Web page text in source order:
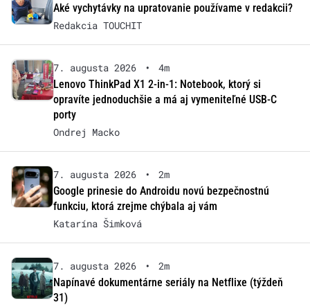
Aké vychytávky na upratovanie používame v redakcii?
Redakcia TOUCHIT
7. augusta 2026 •
4m
Lenovo ThinkPad X1 2-in-1: Notebook, ktorý si
opravíte jednoduchšie a má aj vymeniteľné USB-C
porty
Ondrej Macko
7. augusta 2026 •
2m
Google prinesie do Androidu novú bezpečnostnú
funkciu, ktorá zrejme chýbala aj vám
Katarína Šimková
7. augusta 2026 •
2m
Napínavé dokumentárne seriály na Netflixe (týždeň
31)